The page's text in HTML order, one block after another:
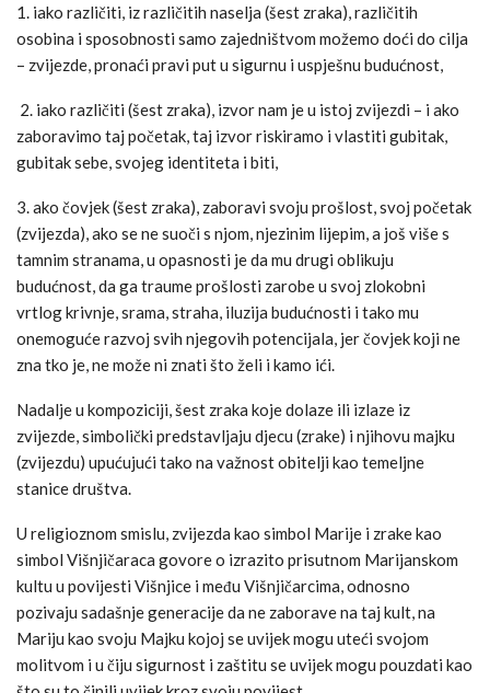
1. iako različiti, iz različitih naselja (šest zraka), različitih
osobina i sposobnosti samo zajedništvom možemo doći do cilja
– zvijezde, pronaći pravi put u sigurnu i uspješnu budućnost,
2. iako različiti (šest zraka), izvor nam je u istoj zvijezdi – i ako
zaboravimo taj početak, taj izvor riskiramo i vlastiti gubitak,
gubitak sebe, svojeg identiteta i biti,
3. ako čovjek (šest zraka), zaboravi svoju prošlost, svoj početak
(zvijezda), ako se ne suoči s njom, njezinim lijepim, a još više s
tamnim stranama, u opasnosti je da mu drugi oblikuju
budućnost, da ga traume prošlosti zarobe u svoj zlokobni
vrtlog krivnje, srama, straha, iluzija budućnosti i tako mu
onemoguće razvoj svih njegovih potencijala, jer čovjek koji ne
zna tko je, ne može ni znati što želi i kamo ići.
Nadalje u kompoziciji, šest zraka koje dolaze ili izlaze iz
zvijezde, simbolički predstavljaju djecu (zrake) i njihovu majku
(zvijezdu) upućujući tako na važnost obitelji kao temeljne
stanice društva.
U religioznom smislu, zvijezda kao simbol Marije i zrake kao
simbol Višnjičaraca govore o izrazito prisutnom Marijanskom
kultu u povijesti Višnjice i među Višnjičarcima, odnosno
pozivaju sadašnje generacije da ne zaborave na taj kult, na
Mariju kao svoju Majku kojoj se uvijek mogu uteći svojom
molitvom i u čiju sigurnost i zaštitu se uvijek mogu pouzdati kao